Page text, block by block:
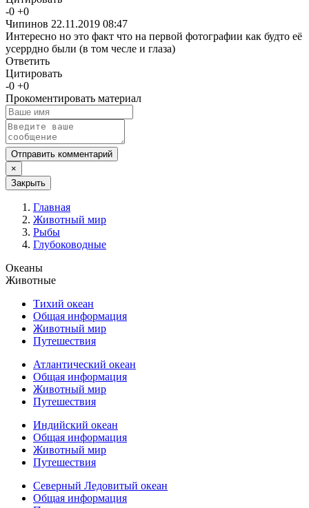
-0 +0
Чипинов 22.11.2019 08:47
Интересно но это факт что на первой фотографии как будто её
усеррдно были (в том чесле и глаза)
Ответить
Цитировать
-0 +0
Прокоментировать материал
Отправить комментарий
×
Закрыть
Главная
Животный мир
Рыбы
Глубоководные
Океаны
Животные
Тихий океан
Общая информация
Животный мир
Путешествия
Атлантический океан
Общая информация
Животный мир
Путешествия
Индийский океан
Общая информация
Животный мир
Путешествия
Северный Ледовитый океан
Общая информация